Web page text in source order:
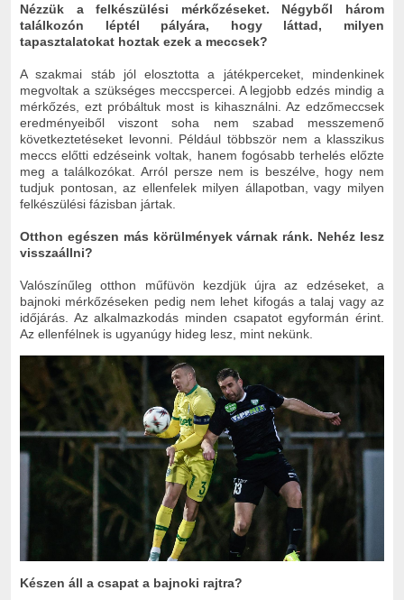
Nézzük a felkészülési mérkőzéseket. Négyből három
találkozón léptél pályára, hogy láttad, milyen
tapasztalatokat hoztak ezek a meccsek?
A szakmai stáb jól elosztotta a játékperceket, mindenkinek
megvoltak a szükséges meccspercei. A legjobb edzés mindig a
mérkőzés, ezt próbáltuk most is kihasználni. Az edzőmeccsek
eredményeiből viszont soha nem szabad messzemenő
következtetéseket levonni. Például többször nem a klasszikus
meccs előtti edzéseink voltak, hanem fogósabb terhelés előzte
meg a találkozókat. Arról persze nem is beszélve, hogy nem
tudjuk pontosan, az ellenfelek milyen állapotban, vagy milyen
felkészülési fázisban jártak.
Otthon egészen más körülmények várnak ránk. Nehéz lesz
visszaállni?
Valószínűleg otthon műfüvön kezdjük újra az edzéseket, a
bajnoki mérkőzéseken pedig nem lehet kifogás a talaj vagy az
időjárás. Az alkalmazkodás minden csapatot egyformán érint.
Az ellenfélnek is ugyanúgy hideg lesz, mint nekünk.
Készen áll a csapat a bajnoki rajtra?